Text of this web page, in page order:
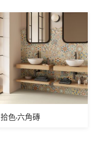
拾色-六角磚